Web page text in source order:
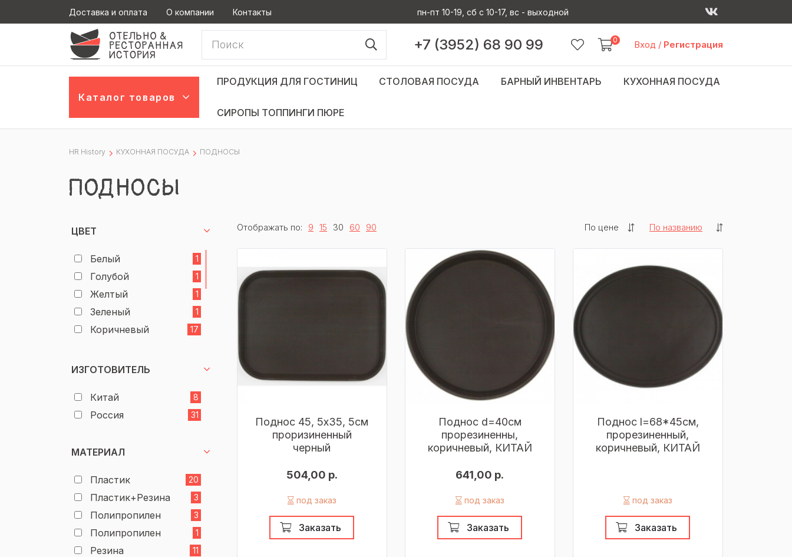
Доставка и оплата О компании Контакты пн-пт 10-19, сб с 10-17, вс - выходной
+7 (3952) 68 90 99 0 Вход / Регистрация
Каталог товаров
ПРОДУКЦИЯ ДЛЯ ГОСТИНИЦ СТОЛОВАЯ ПОСУДА БАРНЫЙ ИНВЕНТАРЬ КУХОННАЯ ПОСУДА
СИРОПЫ ТОППИНГИ ПЮРЕ
HR History КУХОННАЯ ПОСУДА ПОДНОСЫ
ПОДНОСЫ
ЦВЕТ
Белый 1
Голубой 1
Желтый 1
Зеленый 1
Коричневый 17
Оранжевый
Светлый гранит 1
Серый 2
Черный
ИЗГОТОВИТЕЛЬ
Китай 8
Россия 31
МАТЕРИАЛ
Пластик 20
Пластик+Резина 3
Полипропилен 3
Полипропилен 1
Резина 11
Отображать по: 9 15 30 60 90
Поднос 45, 5х35, 5см
проризиненный
черный
504,00 р.
под заказ
Заказать
Поднос d=40см
прорезиненны,
коричневый, КИТАЙ
641,00 р.
под заказ
Заказать
Поднос l=68*45см,
прорезиненный,
коричневый, КИТАЙ
под заказ
Заказать